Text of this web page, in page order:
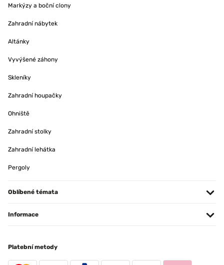
Markýzy a boční clony
Zahradní nábytek
Altánky
Vyvýšené záhony
Skleníky
Zahradní houpačky
Ohniště
Zahradní stolky
Zahradní lehátka
Pergoly
Oblíbené témata
Informace
Platební metody